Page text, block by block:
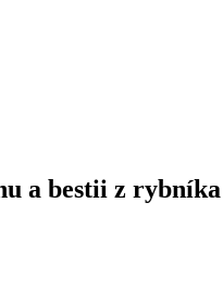
a bestii z rybníka